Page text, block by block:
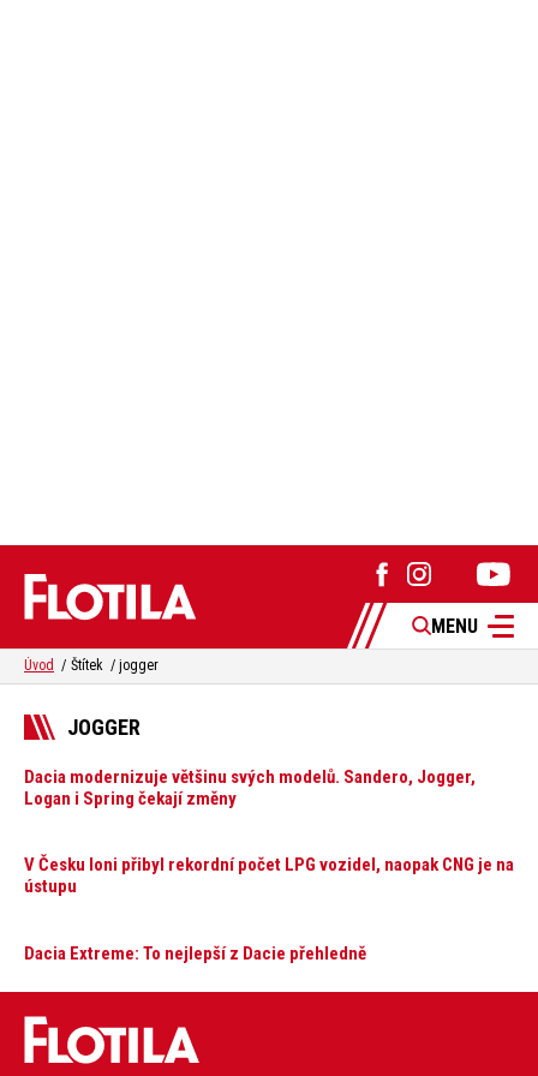
MENU
Úvod Štítek jogger
JOGGER
Dacia modernizuje většinu svých modelů. Sandero, Jogger,
Logan i Spring čekají změny
V Česku loni přibyl rekordní počet LPG vozidel, naopak CNG je na
ústupu
Dacia Extreme: To nejlepší z Dacie přehledně